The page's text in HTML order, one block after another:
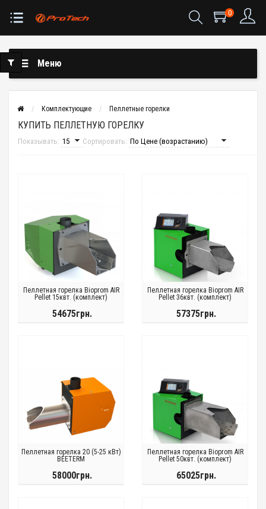
0
Меню
Комплектующие Пеллетные горелки
КУПИТЬ ПЕЛЛЕТНУЮ ГОРЕЛКУ
Показывать: Сортировать:
Пеллетная горелка Bioprom AIR
Pellet 15квт. (комплект)
54675грн.
Пеллетная горелка Bioprom AIR
Pellet 36квт. (комплект)
57375грн.
Пеллетная горелка 20 (5-25 кВт)
BEETERM
58000грн.
Пеллетная горелка Bioprom AIR
Pellet 50квт. (комплект)
65025грн.